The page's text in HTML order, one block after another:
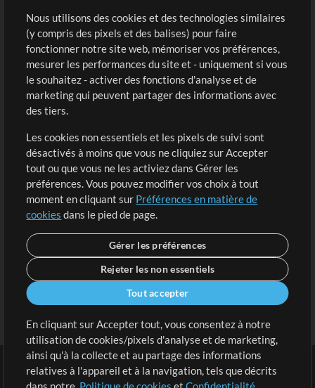
Sons
Boutique
Acheter des crédits
Contenu gratuit
Demander les pistes
Extras
Sessions
Soumettre votre contenu
Listes de lecture
Conférence MT
Compte
Connexion
S'inscrire
Nous utilisons des cookies et des technologies similaires
(y compris des pixels et des balises) pour faire
fonctionner notre site web, mémoriser vos préférences,
mesurer les performances du site et - uniquement si vous
le souhaitez - activer des fonctions d'analyse et de
marketing qui peuvent partager des informations avec
des tiers.
Les cookies non essentiels et les pixels de suivi sont
désactivés à moins que vous ne cliquiez sur Accepter
tout ou que vous ne les activiez dans Gérer les
préférences. Vous pouvez modifier vos choix à tout
moment en cliquant sur Préférences en matière de
cookies dans le pied de page.
Gérer les préférences
Rejeter les non essentiels
Tout accepter
En cliquant sur Accepter tout, vous consentez à notre
utilisation de cookies/pixels d'analyse et de marketing,
ainsi qu'à la collecte et au partage des informations
relatives à l'appareil et à la navigation, tels que décrits